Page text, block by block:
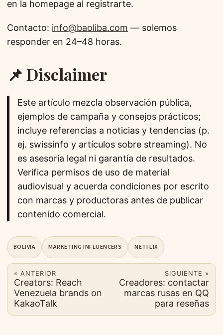
en la homepage al registrarte.
Contacto: info@baoliba.com — solemos
responder en 24–48 horas.
📌 Disclaimer
Este artículo mezcla observación pública,
ejemplos de campaña y consejos prácticos;
incluye referencias a noticias y tendencias (p.
ej. swissinfo y artículos sobre streaming). No
es asesoría legal ni garantía de resultados.
Verifica permisos de uso de material
audiovisual y acuerda condiciones por escrito
con marcas y productoras antes de publicar
contenido comercial.
BOLIVIA MARKETING INFLUENCERS NETFLIX
« ANTERIOR
Creators: Reach
Venezuela brands on
KakaoTalk
SIGUIENTE »
Creadores: contactar
marcas rusas en QQ
para reseñas